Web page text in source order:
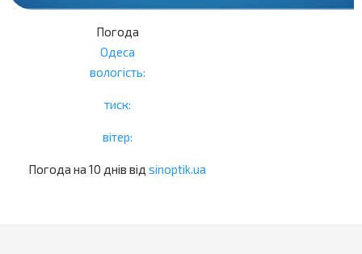
Погода
Одеса
вологість:
тиск:
вітер:
Погода на 10 днів від sinoptik.ua